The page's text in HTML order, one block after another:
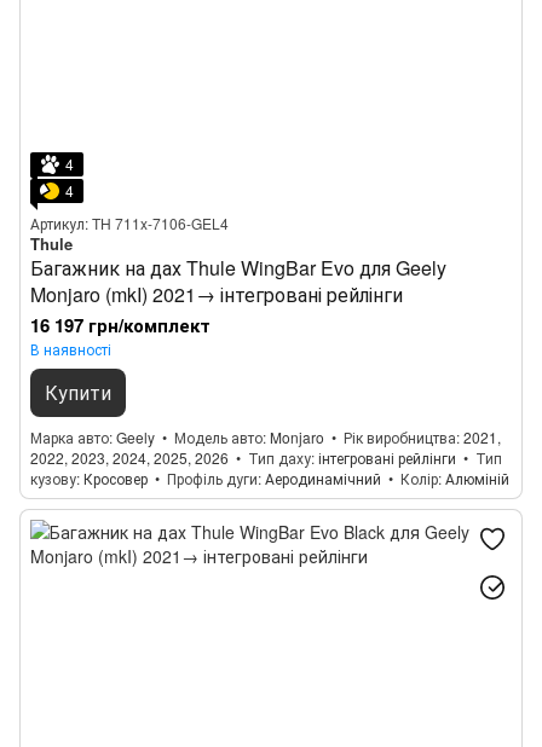
4
4
Артикул: TH 711x-7106-GEL4
Thule
Багажник на дах Thule WingBar Evo для Geely
Monjaro (mkI) 2021→ інтегровані рейлінги
16 197 грн/комплект
В наявності
Купити
Марка авто Geely Модель авто Monjaro Рік виробництва 2021,
2022, 2023, 2024, 2025, 2026
Тип даху інтегровані рейлінги
Тип
кузову Кросовер Профіль дуги Аеродинамічний Колір Алюміній